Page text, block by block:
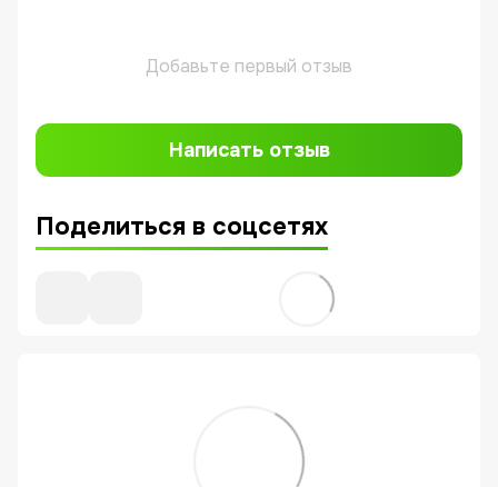
Добавьте первый отзыв
Написать отзыв
Поделиться в соцсетях